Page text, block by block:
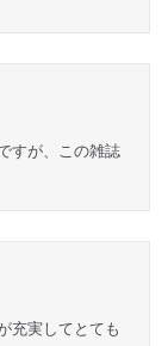
すが、この雑誌
充実してとても